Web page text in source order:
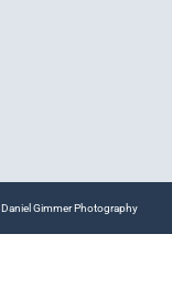
Daniel Gimmer Photography